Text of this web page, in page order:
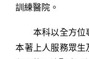
訓練醫院。
本科以全方位專
本著上人服務眾生